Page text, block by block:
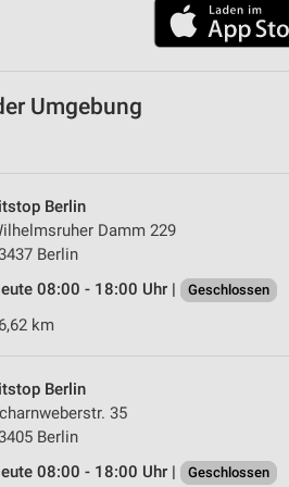
Umgebung
Berlin
Damm 229
Berlin
08:00 - 18:00 Uhr |
Geschlossen
km
Berlin
35
Berlin
08:00 - 18:00 Uhr |
Geschlossen